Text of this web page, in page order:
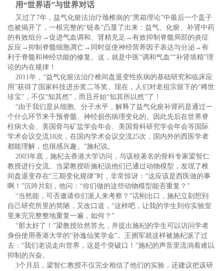
用“世界语”与世界对话
又过了7年，益气化瘀法治疗颈椎病的“黑箱理论”中最后一个盖子
也被揭开了，一根完整的“链条”凸显了出来：益气、化瘀、补肾中药
的有效组分→促进气血调和、肾精充足→有效抑制脊髓局部的炎症
反应→抑制脊髓细胞凋亡→同时促使神经营养因子表达与分泌→有
利于脊髓和神经功能的修复。这，就是中医“调和气血”“补肾填精”理
论的内在规律！
2011年，“益气化瘀法治疗椎间盘退变性疾病的基础研究和临床应
用”获得了国家科技进步奖二等奖。现在，人们对老祖宗留下的“稀世
珍宝”，不仅“知其然”，而且开始“知其所以然”了！
“由于我们是从细胞、分子水平，解释了益气化瘀补肾药是通过一
个什么环节来干预脊髓、神经损伤病理变化的。因此先后在世界脊
柱病大会、美国骨与矿盐学会年会、美国骨科研究学会年会等国际
学术会议交流18次，在国内学术会议交流25次，国内外的西医学者
都能理解，也很感兴趣。”施杞说。
2003年底，施杞去香港大学访问，与该校著名的骨科专家梁智仁
教授进行交流。当梁教授听施杞说他们已通过动物模型，发现了椎
间盘退变存在“三期变化规律”时，非常惊讶：“这应该是西医做的事
啊！”沉吟片刻，他问：“你们做的这些动物模型能否重复？”
“当然能，可否邀请你们派人来考察？”话刚出口，施杞立刻想到
自己研究所里的简陋，又改口道，“这样吧，让我的学生到你实验室
里来完完整整地重复一遍，如何？”
“那太好了！”梁教授欣然答允，并提出施杞的学生可以访问学者
身份使用香港大学的“孙逸仙奖学金”。王拥军就这样被施杞派了过
去：“我们老说走向世界，这是个突破口！”施杞的声音里流淌着难以
抑制的兴奋。
3个月后，梁智仁教授不仅完全相信了他们的实验，还建议把该研